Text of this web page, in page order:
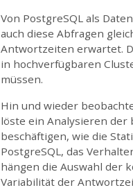
Von PostgreSQL als
auch diese Abfragen
Antwortzeiten erwartet.
in hochverfügbaren
müssen.
Hin und wieder
löste ein Analysieren der
beschäftigen, wie die
PostgreSQL, das
hängen die Auswahl der
Variabilität der